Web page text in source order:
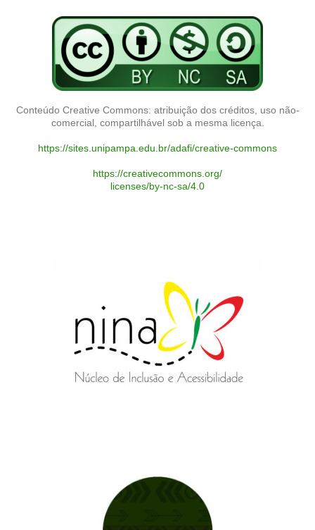
Conteúdo Creative Commons: atribuição dos créditos, uso não-
comercial, compartilhável sob a mesma licença.
https://sites.unipampa.edu.br/adafi/creative-commons
https://creativecommons.org/
licenses/by-nc-sa/4.0